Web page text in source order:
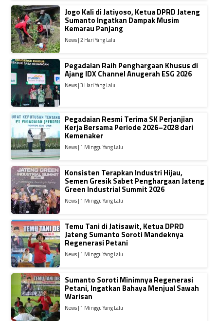
Jogo Kali di Jatiyoso, Ketua DPRD Jateng
Sumanto Ingatkan Dampak Musim
Kemarau Panjang
News | 2 Hari Yang Lalu
Pegadaian Raih Penghargaan Khusus di
Ajang IDX Channel Anugerah ESG 2026
News | 3 Hari Yang Lalu
Pegadaian Resmi Terima SK Perjanjian
Kerja Bersama Periode 2026–2028 dari
Kemenaker
News | 1 Minggu Yang Lalu
Konsisten Terapkan Industri Hijau,
Semen Gresik Sabet Penghargaan Jateng
Green Industrial Summit 2026
News | 1 Minggu Yang Lalu
Temu Tani di Jatisawit, Ketua DPRD
Jateng Sumanto Soroti Mandeknya
Regenerasi Petani
News | 1 Minggu Yang Lalu
Sumanto Soroti Minimnya Regenerasi
Petani, Ingatkan Bahaya Menjual Sawah
Warisan
News | 1 Minggu Yang Lalu